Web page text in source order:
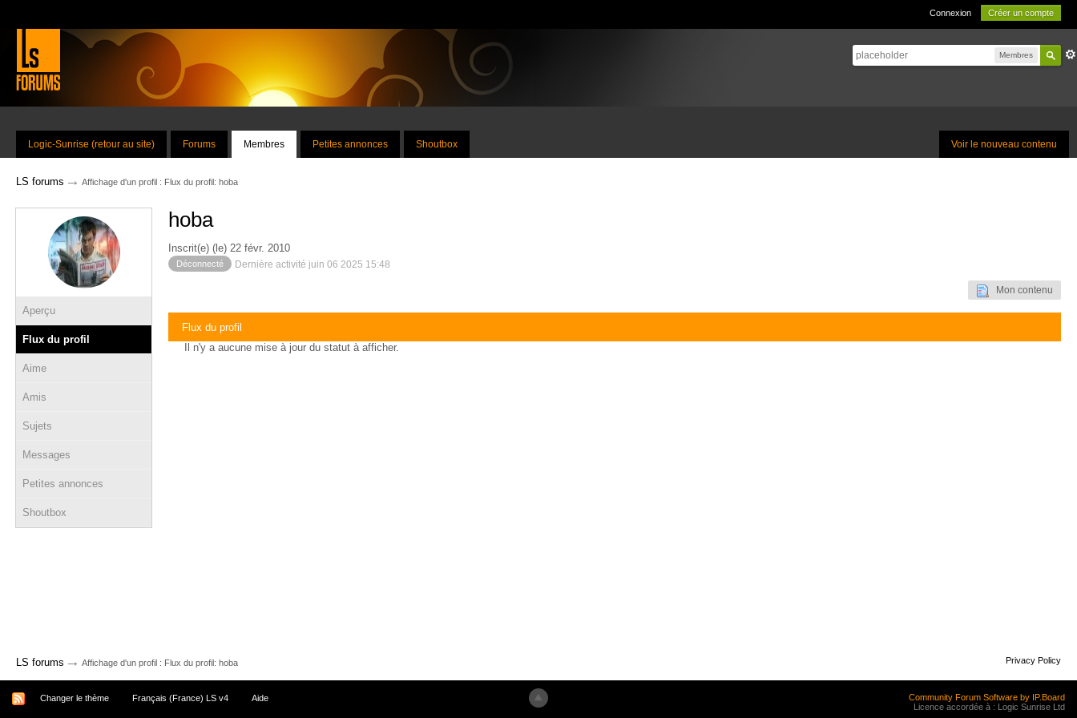
Connexion Créer un compte
Membres
Voir le nouveau contenu
Logic-Sunrise (retour au site) Forums Membres Petites annonces Shoutbox
LS forums → Affichage d'un profil : Flux du profil: hoba
Aperçu
Flux du profil
Aime
Amis
Sujets
Messages
Petites annonces
Shoutbox
hoba
Inscrit(e) (le) 22 févr. 2010
Déconnecté Dernière activité juin 06 2025 15:48
Mon contenu
Flux du profil
Il n'y a aucune mise à jour du statut à afficher.
LS forums → Affichage d'un profil : Flux du profil: hoba Privacy Policy
Changer le thème Français (France) LS v4 Aide
Community Forum Software by IP.Board
Licence accordée à : Logic Sunrise Ltd